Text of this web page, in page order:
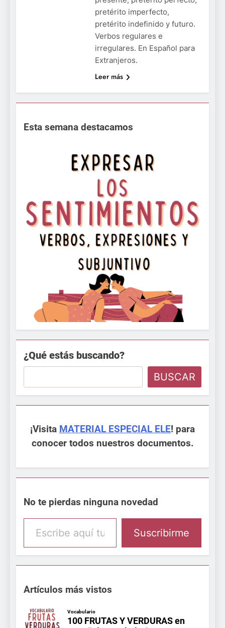
pretérito imperfecto,
pretérito indefinido y futuro.
Verbos regulares e
irregulares. En Español para
Extranjeros.
Leer más
Esta semana destacamos
¿Qué estás buscando?
BUSCAR
¡Visita MATERIAL ESPECIAL ELE! para
conocer todos nuestros documentos.
No te pierdas ninguna novedad
Escribe aquí tu email
Suscribirme
Artículos más vistos